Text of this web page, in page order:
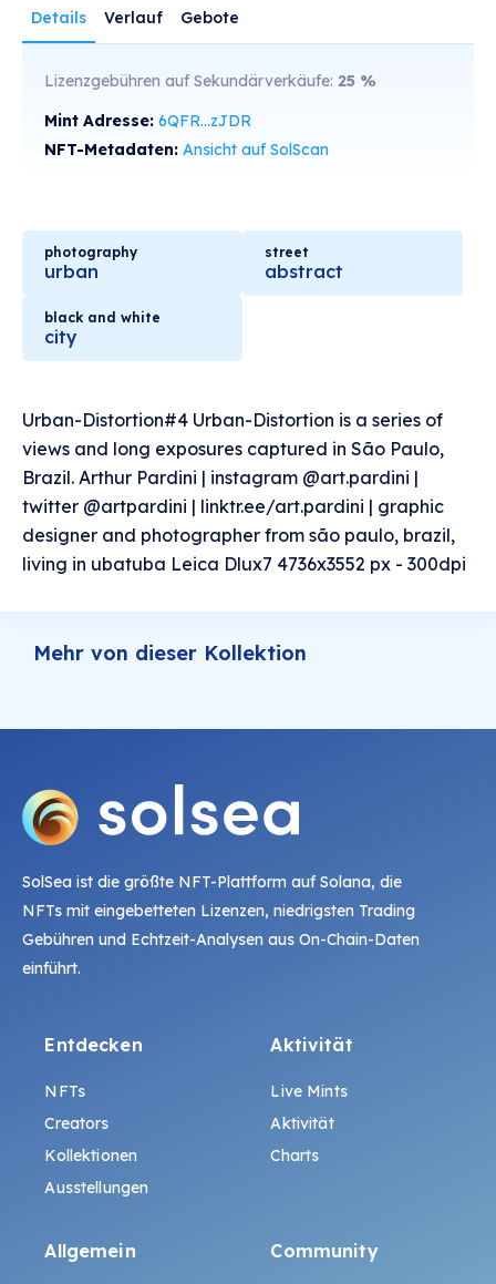
Details Verlauf Gebote
Lizenzgebühren auf Sekundärverkäufe: 25 %
Mint Adresse: 6QFR...zJDR
NFT-Metadaten: Ansicht auf SolScan
photography
urban
street
abstract
black and white
city
Urban-Distortion#4 Urban-Distortion is a series of
views and long exposures captured in São Paulo,
Brazil. Arthur Pardini | instagram @art.pardini |
twitter @artpardini | linktr.ee/art.pardini | graphic
designer and photographer from são paulo, brazil,
living in ubatuba Leica Dlux7 4736x3552 px - 300dpi
Mehr von dieser Kollektion
SolSea ist die größte NFT-Plattform auf Solana, die
NFTs mit eingebetteten Lizenzen, niedrigsten Trading
Gebühren und Echtzeit-Analysen aus On-Chain-Daten
einführt.
Entdecken
NFTs
Creators
Kollektionen
Ausstellungen
Aktivität
Live Mints
Aktivität
Charts
Allgemein Community